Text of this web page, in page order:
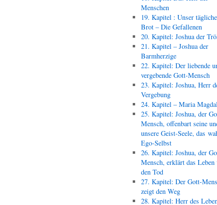
Menschen
19. Kapitel : Unser
Brot – Die Gefallenen
20. Kapitel: Joshua der
21. Kapitel – Joshua der
Barmherzige
22. Kapitel: Der liebende
vergebende Gott-Mensch
23. Kapitel: Joshua, Herr
Vergebung
24. Kapitel – Maria
25. Kapitel: Joshua, der
Mensch, offenbart seine
unsere Geist-Seele, das
Ego-Selbst
26. Kapitel: Joshua, der
Mensch, erklärt das Leben
den Tod
27. Kapitel: Der Gott-
zeigt den Weg
28. Kapitel: Herr des